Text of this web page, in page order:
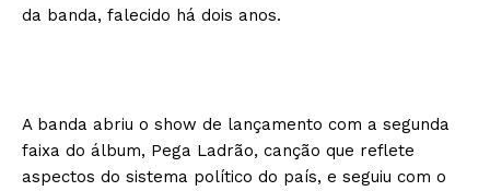
da banda, falecido há dois anos.
A banda abriu o show de lançamento com a segunda
faixa do álbum, Pega Ladrão, canção que reflete
aspectos do sistema político do país, e seguiu com o